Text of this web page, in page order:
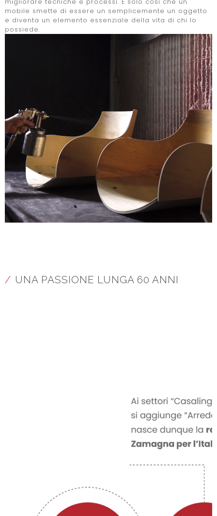
mobile smette di essere un semplicemente un oggetto
e diventa un elemento essenziale della vita di chi lo
possiede.
/ UNA PASSIONE LUNGA 60 ANNI